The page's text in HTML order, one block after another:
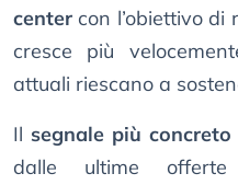
center con l’obiettivo
cresce più
attuali riescano a
Il segnale più concreto
dalle ultime